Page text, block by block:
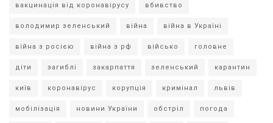
вакцинація від коронавірусу вбивство
володимир зеленський війна війна в Україні
війна з росією війна з рф військо головне
діти загиблі закарпаття зеленський карантин
київ коронавірус корупція кримінал львів
мобілізація новини України обстріл погода